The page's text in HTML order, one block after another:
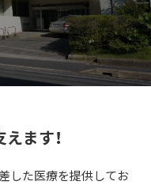
ます！
した医療を提供してお